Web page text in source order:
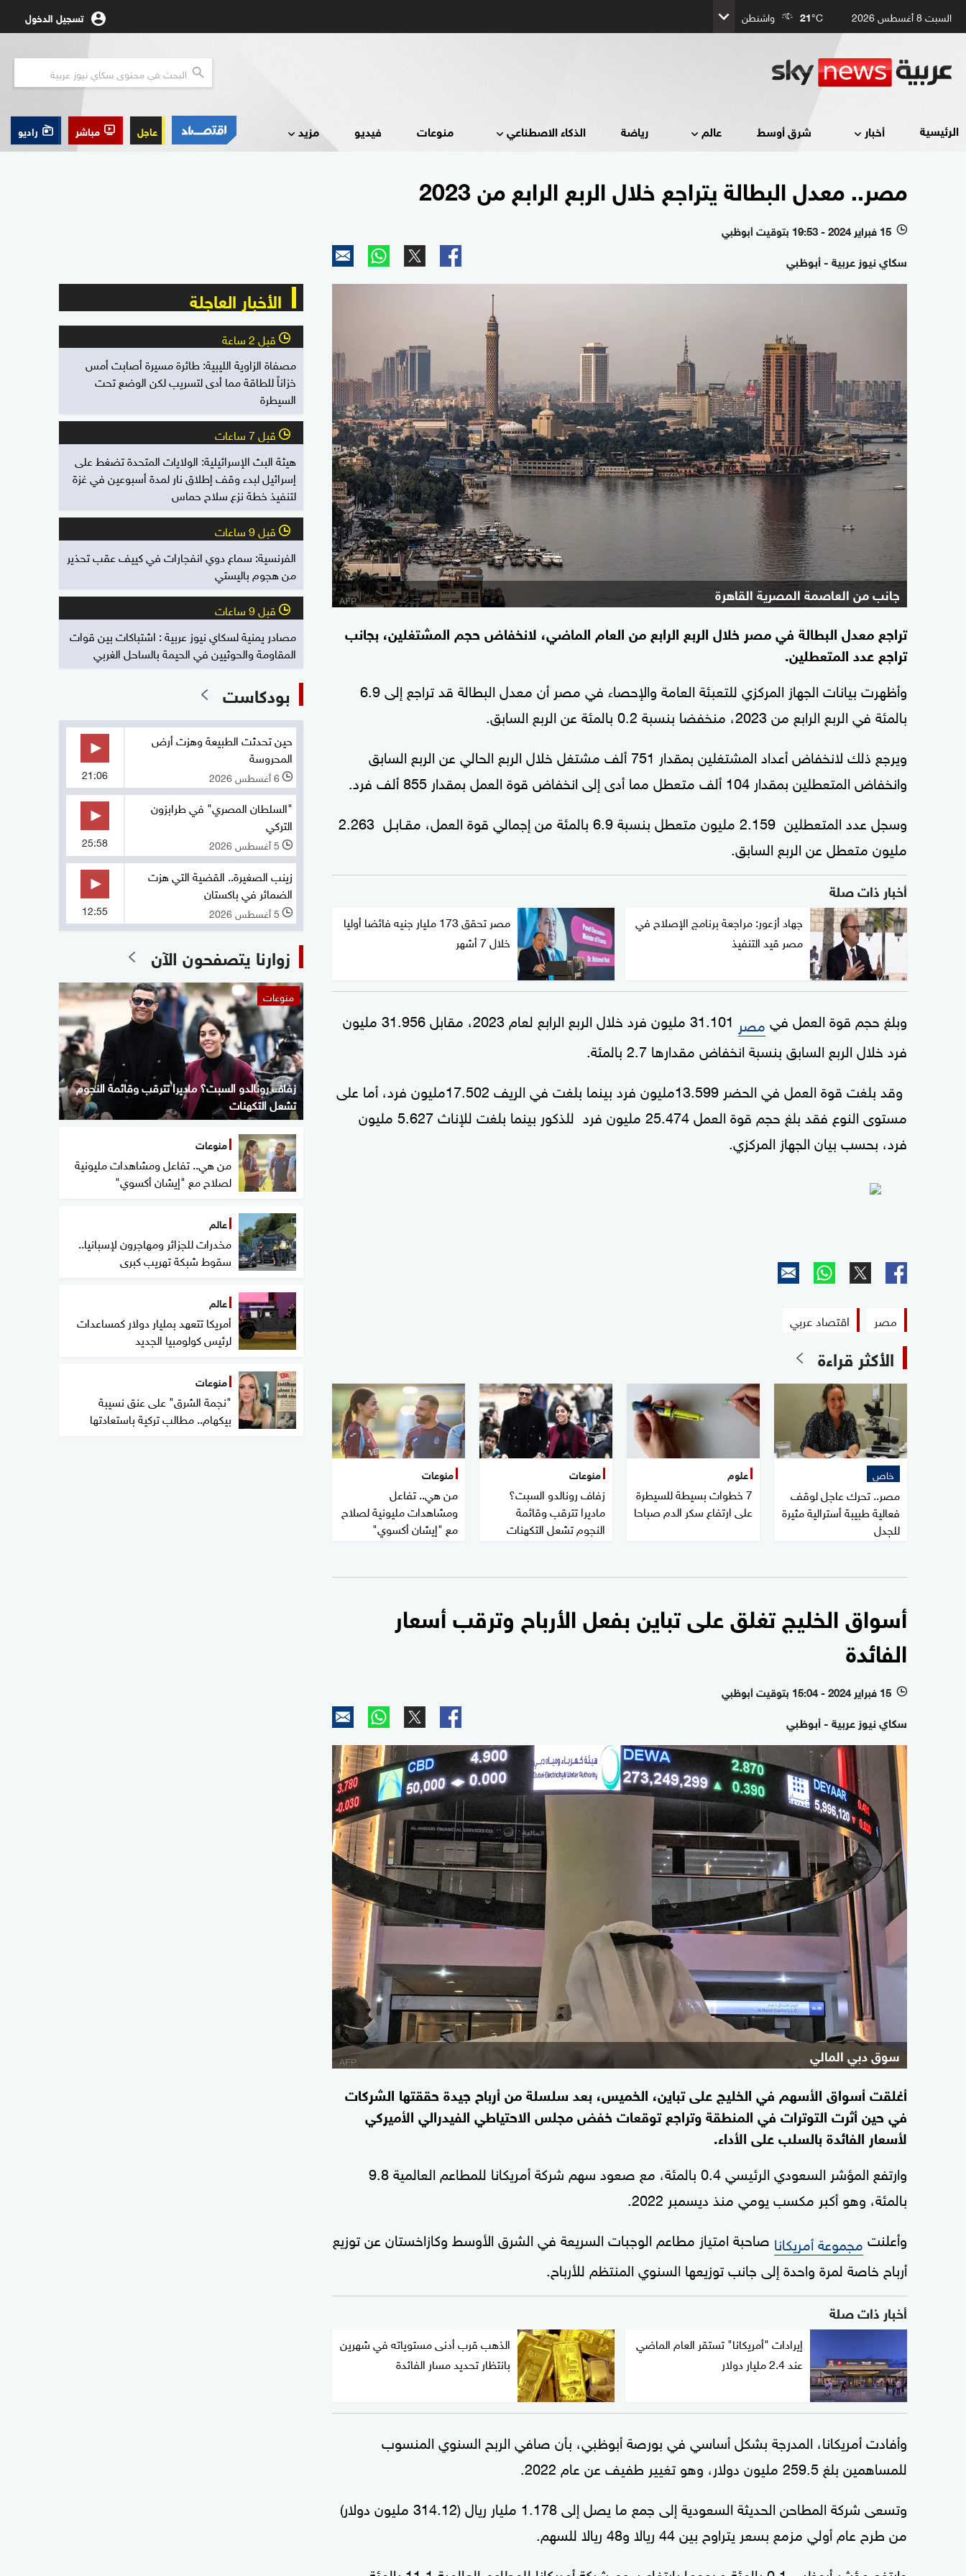
السبت 8 أغسطس 2026 21°C واشنطن تسجيل الدخول
الرئيسية أخبار شرق أوسط عالم رياضة الذكاء الاصطناعي منوعات فيديو مزيد عاجل مباشر راديو
مصر.. معدل البطالة يتراجع خلال الربع الرابع من 2023
l 15 فبراير 2024 - 19:53 بتوقيت أبوظبي
سكاي نيوز عربية - أبوظبي
جانب من العاصمة المصرية القاهرة
تراجع معدل البطالة في مصر خلال الربع الرابع من العام الماضي، لانخفاض حجم المشتغلين، بجانب
تراجع عدد المتعطلين.
وأظهرت بيانات الجهاز المركزي للتعبئة العامة والإحصاء في مصر أن معدل البطالة قد تراجع إلى 6.9
بالمئة في الربع الرابع من 2023، منخفضا بنسبة 0.2 بالمئة عن الربع السابق.
ويرجع ذلك لانخفاض أعداد المشتغلين بمقدار 751 ألف مشتغل خلال الربع الحالي عن الربع السابق
وانخفاض المتعطلين بمقدار 104 ألف متعطل مما أدى إلى انخفاض قوة العمل بمقدار 855 ألف فرد.
وسجل عدد المتعطلين 2.159 مليون متعطل بنسبة 6.9 بالمئة من إجمالي قوة العمل، مقـابـل 2.263
مليون متعطل عن الربع السابق.
أخبار ذات صلة
جهاد أزعور: مراجعة برنامج الإصلاح في
مصر قيد التنفيذ
مصر تحقق 173 مليار جنيه فائضا أوليا
خلال 7 أشهر
وبلغ حجم قوة العمل في مصر
31.101 مليون فرد خلال الربع الرابع لعام 2023، مقابل 31.956 مليون
فرد خلال الربع السابق بنسبة انخفاض مقدارها 2.7 بالمئة.
وقد بلغت قوة العمل في الحضر 13.599مليون فرد بينما بلغت في الريف 17.502مليون فرد، أما على
مستوى النوع فقد بلغ حجم قوة العمل 25.474 مليون فرد للذكور بينما بلغت للإناث 5.627 مليون
فرد، بحسب بيان الجهاز المركزي.
مصر اقتصاد عربي
الأكثر قراءة
خاص
مصر.. تحرك عاجل لوقف
فعالية طبيبة أسترالية مثيرة
للجدل
علوم
7 خطوات بسيطة للسيطرة
على ارتفاع سكر الدم صباحا
منوعات
زفاف رونالدو السبت؟
ماديرا تترقب وقائمة
النجوم تشعل التكهنات
منوعات
من هي.. تفاعل
ومشاهدات مليونية لصلاح
مع "إيشان أكسوي"
أسواق الخليج تغلق على تباين بفعل الأرباح وترقب أسعار
الفائدة
l 15 فبراير 2024 - 15:04 بتوقيت أبوظبي
سكاي نيوز عربية - أبوظبي
سوق دبي المالي
أغلقت أسواق الأسهم في الخليج على تباين، الخميس، بعد سلسلة من أرباح جيدة حققتها الشركات
في حين أثرت التوترات في المنطقة وتراجع توقعات خفض مجلس الاحتياطي الفيدرالي الأميركي
لأسعار الفائدة بالسلب على الأداء.
وارتفع المؤشر السعودي الرئيسي 0.4 بالمئة، مع صعود سهم شركة أمريكانا للمطاعم العالمية 9.8
بالمئة، وهو أكبر مكسب يومي منذ ديسمبر 2022.
وأعلنت مجموعة أمريكانا صاحبة امتياز مطاعم الوجبات السريعة في الشرق الأوسط وكازاخستان عن توزيع
أرباح خاصة لمرة واحدة إلى جانب توزيعها السنوي المنتظم للأرباح.
أخبار ذات صلة
إيرادات "أمريكانا" تستقر العام الماضي
عند 2.4 مليار دولار
الذهب قرب أدنى مستوياته في شهرين
بانتظار تحديد مسار الفائدة
وأفادت أمريكانا، المدرجة بشكل أساسي في بورصة أبوظبي، بأن صافي الربح السنوي المنسوب
للمساهمين بلغ 259.5 مليون دولار، وهو تغيير طفيف عن عام 2022.
وتسعى شركة المطاحن الحديثة السعودية إلى جمع ما يصل إلى 1.178 مليار ريال (314.12 مليون دولار)
من طرح عام أولي مزمع بسعر يتراوح بين 44 ريالا و48 ريالا للسهم.
الأخبار العاجلة
l قبل 2 ساعة
مصفاة الزاوية الليبية: طائرة مسيرة أصابت أمس
خزاناً للطاقة مما أدى لتسريب لكن الوضع تحت
السيطرة
l قبل 7 ساعات
هيئة البث الإسرائيلية: الولايات المتحدة تضغط على
إسرائيل لبدء وقف إطلاق نار لمدة أسبوعين في غزة
لتنفيذ خطة نزع سلاح حماس
l قبل 9 ساعات
الفرنسية: سماع دوي انفجارات في كييف عقب تحذير
من هجوم باليستي
l قبل 9 ساعات
مصادر يمنية لسكاي نيوز عربية : اشتباكات بين قوات
المقاومة والحوثيين في الحيمة بالساحل الغربي
بودكاست
حين تحدثت الطبيعة وهزت أرض
المحروسة
l 6 أغسطس 2026 21:06
"السلطان المصري" في طرابزون
التركي
l 5 أغسطس 2026 25:58
زينب الصغيرة.. القضية التي هزت
الضمائر في باكستان
l 5 أغسطس 2026 12:55
زوارنا يتصفحون الآن
منوعات
زفاف رونالدو السبت؟ ماديرا تترقب وقائمة النجوم
تشعل التكهنات
منوعات
من هي.. تفاعل ومشاهدات مليونية
لصلاح مع "إيشان أكسوي"
عالم
مخدرات للجزائر ومهاجرون لإسبانيا..
سقوط شبكة تهريب كبرى
عالم
أمريكا تتعهد بمليار دولار كمساعدات
لرئيس كولومبيا الجديد
منوعات
"نجمة الشرق" على عنق نسيبة
بيكهام.. مطالب تركية باستعادتها